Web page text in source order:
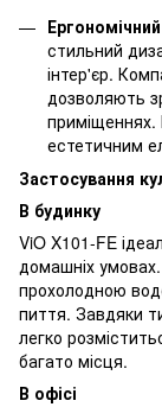
стильний
інтер'єр.
дозволяють
приміщеннях.
естетичним
Застосування
В будинку
ViO X101-FE
домашніх
прохолодною
пиття. Завдяки
легко
багато місця.
В офісі